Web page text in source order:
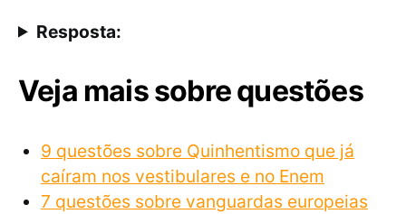
Resposta:
Veja mais sobre questões
9 questões sobre Quinhentismo que já
caíram nos vestibulares e no Enem
7 questões sobre vanguardas europeias